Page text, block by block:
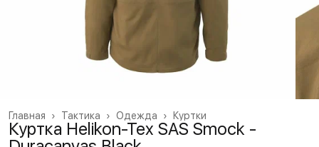
Куртки
Одежда ›
Тактика ›
Главная ›
Куртка Helikon-Tex SAS Smock -